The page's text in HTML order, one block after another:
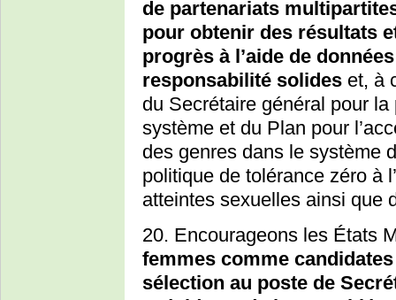
de partenariats
pour obtenir des résultats
progrès à l’aide de
responsabilité solides et, à
du Secrétaire général pour
système et du Plan pour
des genres dans le système
politique de tolérance zéro à
atteintes sexuelles ainsi que
20. Encourageons les États
femmes comme
sélection au poste de